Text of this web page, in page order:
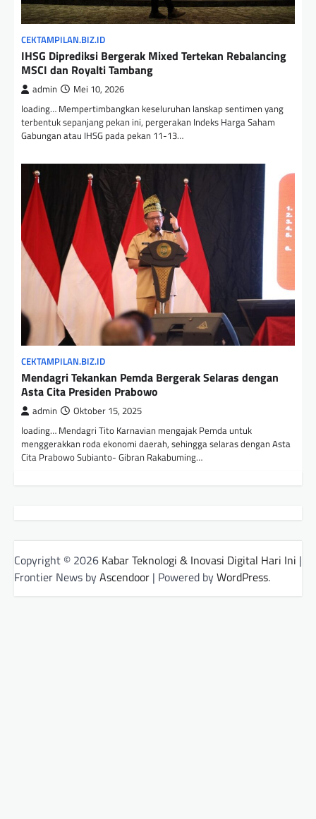
CEKTAMPILAN.BIZ.ID
IHSG Diprediksi Bergerak Mixed Tertekan Rebalancing
MSCI dan Royalti Tambang
admin Mei 10, 2026
loading… Mempertimbangkan keseluruhan lanskap sentimen yang
terbentuk sepanjang pekan ini, pergerakan Indeks Harga Saham
Gabungan atau IHSG pada pekan 11-13…
CEKTAMPILAN.BIZ.ID
Mendagri Tekankan Pemda Bergerak Selaras dengan
Asta Cita Presiden Prabowo
admin Oktober 15, 2025
loading… Mendagri Tito Karnavian mengajak Pemda untuk
menggerakkan roda ekonomi daerah, sehingga selaras dengan Asta
Cita Prabowo Subianto- Gibran Rakabuming…
Copyright © 2026 Kabar Teknologi & Inovasi Digital Hari Ini |
Frontier News byAscendoor | Powered byWordPress.